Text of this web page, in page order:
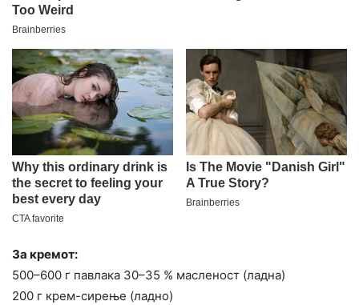
За кремот:
500–600 г павлака 30–35 % масленост (ладна)
200 г крем-сирење (ладно)